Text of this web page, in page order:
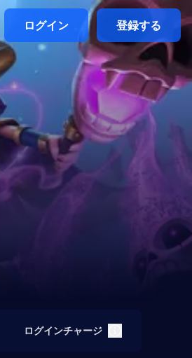
ログイン 登録する
ログインチャージ